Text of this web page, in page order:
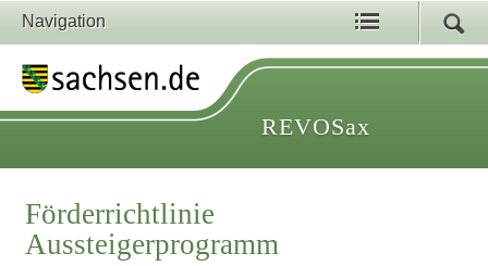
Navigation
REVOSax
Förderrichtlinie
Aussteigerprogramm